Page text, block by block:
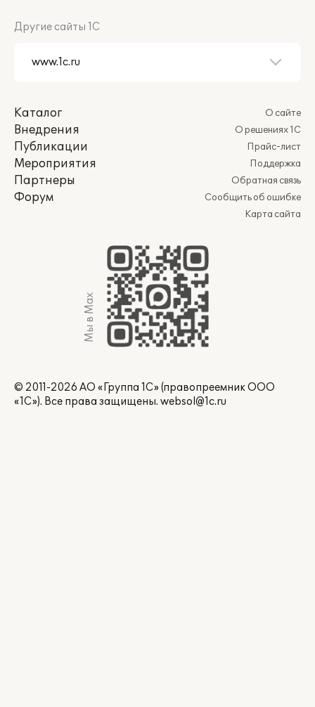
Другие сайты 1С
Каталог
Внедрения
Публикации
Мероприятия
Партнеры
Форум
О сайте
О решениях 1С
Прайс-лист
Поддержка
Обратная связь
Сообщить об ошибке
Карта сайта
Мы в Max
© 2011-2026 АО «Группа 1С» (правопреемник ООО
«1С»). Все права защищены. websol@1c.ru